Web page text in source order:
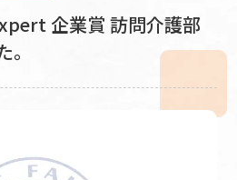
企業賞 訪問介護部